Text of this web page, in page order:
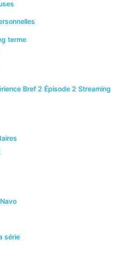
terme
Bref 2 Épisode 2 Streaming
série